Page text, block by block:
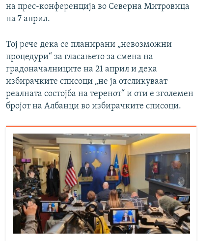
на прес-конференција во Северна Митровица
на 7 април.
Тој рече дека се планирани „невозможни
процедури“ за гласањето за смена на
градоначалниците на 21 април и дека
избирачките списоци „не ја отсликуваат
реалната состојба на теренот“ и оти е зголемен
бројот на Албанци во избирачките списоци.